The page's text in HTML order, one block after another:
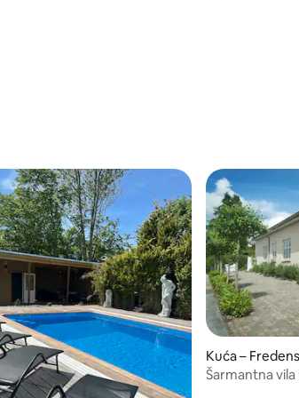
5, recenzija: 8
Kuća –
Šarmantna vila